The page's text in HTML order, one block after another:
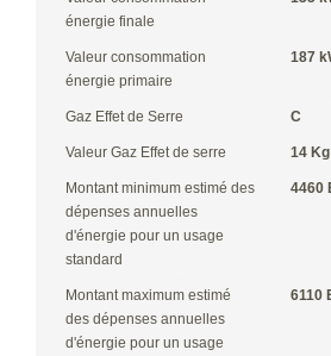
énergie finale
Valeur consommation
énergie primaire
187
Gaz Effet de Serre C
Valeur Gaz Effet de serre 14
Montant minimum estimé des
dépenses annuelles
d'énergie pour un usage
standard
4460
Montant maximum estimé
des dépenses annuelles
d'énergie pour un usage
6110